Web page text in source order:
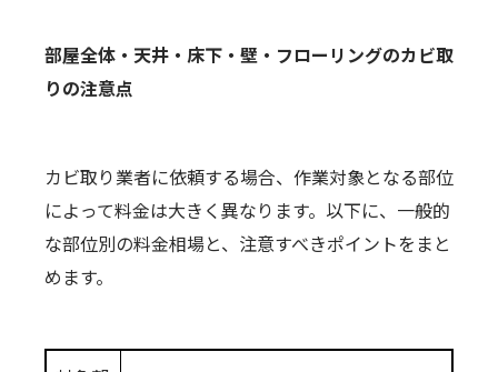
部屋全体・天井・床下・壁・フローリングのカビ取
りの注意点
カビ取り業者に依頼する場合、作業対象となる部位
によって料金は大きく異なります。以下に、一般的
な部位別の料金相場と、注意すべきポイントをまと
めます。